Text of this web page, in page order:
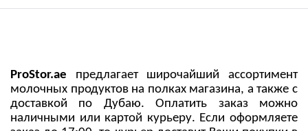
ProStor.ae предлагает широчайший ассортимент
молочных продуктов на полках магазина, а также с
доставкой по Дубаю. Оплатить заказ можно
наличными или картой курьеру. Если оформляете